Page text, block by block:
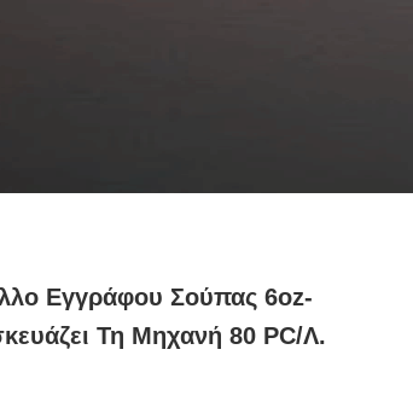
Εγγράφου Σούπας 6oz-
Τη Μηχανή 80 PC/λ.